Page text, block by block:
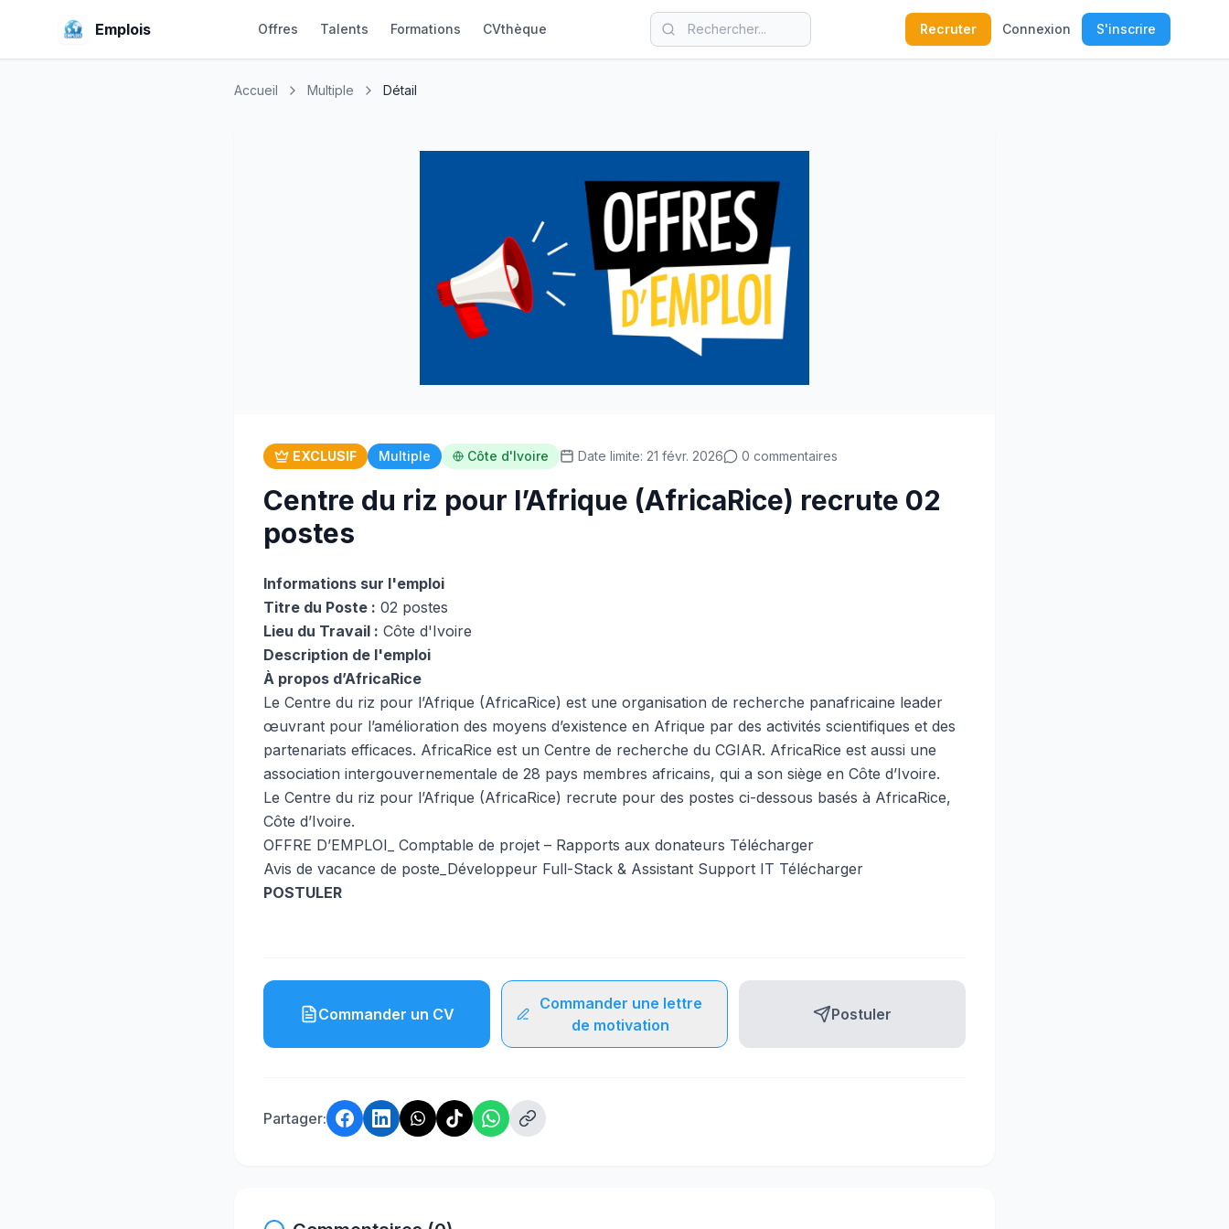
Emplois Offres Talents Formations CVthèque Recruter Connexion S'inscrire
Accueil Multiple Détail
EXCLUSIF Multiple Côte d'Ivoire Date limite: 21 févr. 2026 0 commentaires
Centre du riz pour l’Afrique (AfricaRice) recrute 02
postes
Informations sur l'emploi
Titre du Poste : 02 postes
Lieu du Travail : Côte d'Ivoire
Description de l'emploi
À propos d’AfricaRice
Le Centre du riz pour l’Afrique (AfricaRice) est une organisation de recherche panafricaine leader
œuvrant pour l’amélioration des moyens d’existence en Afrique par des activités scientifiques et des
partenariats efficaces. AfricaRice est un Centre de recherche du CGIAR. AfricaRice est aussi une
association intergouvernementale de 28 pays membres africains, qui a son siège en Côte d’Ivoire.
Le Centre du riz pour l’Afrique (AfricaRice) recrute pour des postes ci-dessous basés à AfricaRice,
Côte d’Ivoire.
OFFRE D’EMPLOI_ Comptable de projet – Rapports aux donateurs Télécharger
Avis de vacance de poste_Développeur Full-Stack & Assistant Support IT Télécharger
POSTULER
Commander un CV
Commander une lettre
de motivation
Postuler
Partager: